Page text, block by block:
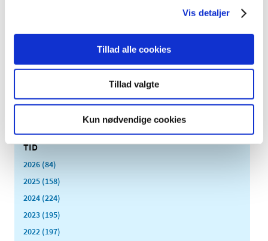
Vis detaljer
Tillad alle cookies
Tillad valgte
Kun nødvendige cookies
- opdateret
Der er fundet potentielt sundhedsskadelige urenheder i
flere varianter af medicin med det aktive stof valsartan.
TID
2026 (84)
2025 (158)
2024 (224)
2023 (195)
2022 (197)